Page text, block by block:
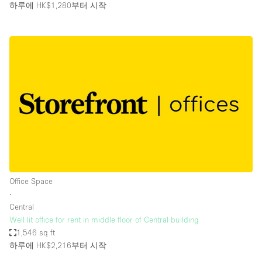
하루에 HK$1,280부터 시작
Office Space
∙
Central
Well lit office for rent in middle floor of Central building
1,546 sq ft
하루에 HK$2,216부터 시작